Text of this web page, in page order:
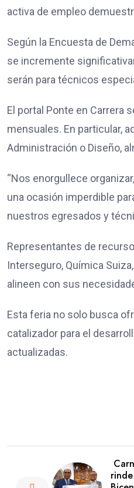
activa de empleo
Según la Encuesta de
se incremente
serán para técnicos
El portal Ponte en Carrera
mensuales. En particular,
Administración o Diseño,
“Nos enorgullece
una ocasión imperdible
nuestros egresados y
Representantes de
Interseguro, Química
alineen con sus
Esta feria no solo busca
catalizador para el
actualizadas.